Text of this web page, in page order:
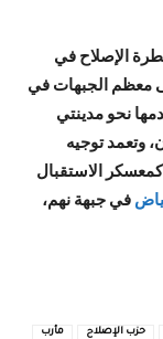
الإصلاح في
معظم الجبهات في
نحو مدينتي
وتعمد توجيه
الاستقبال
في جبهة نهم،
حزب الإصلاح مأرب